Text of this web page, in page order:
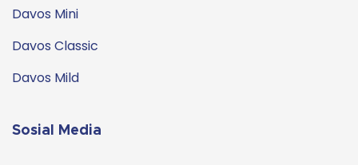
Davos Mini
Davos Classic
Davos Mild
Sosial Media